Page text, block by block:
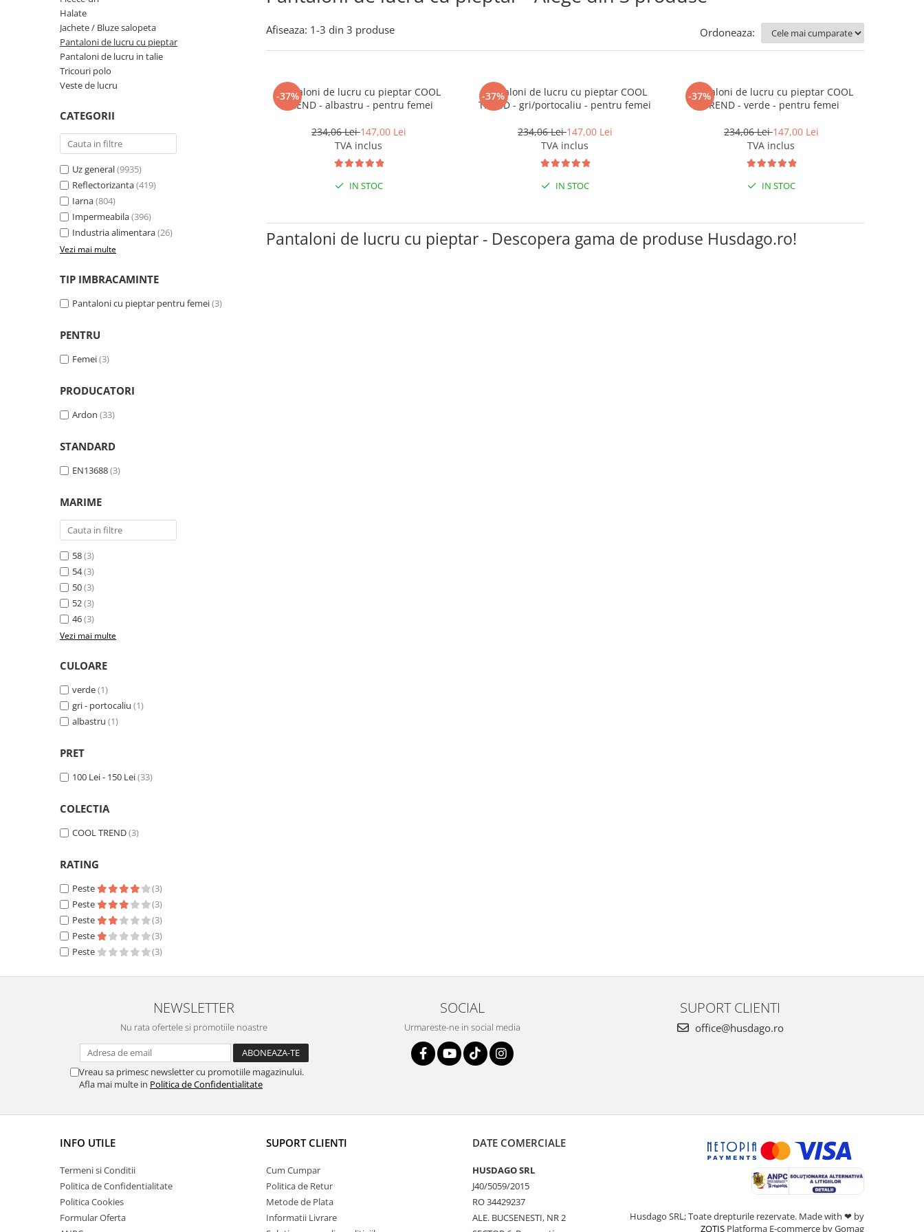
Jachete / Bluze salopeta
Pantaloni de lucru cu pieptar
Pantaloni de lucru in talie
Pelerine de ploaie
Tricouri polo
Veste de lucru
Bluze / Hanorace / Camasi
Esarfe / Fesuri / Cagule / Sepci de
Indispensabili
Jachete / Bluze salopeta
Pantaloni de lucru cu pieptar
Tricouri clasice
Combinezoane de lucru
Costume de ploaie impermeabile
Jachete / Bluze salopeta
Pelerine de ploaie
Veste de lucru
Pantaloni de lucru
Sorturi impermeabile
Pantaloni de lucru in talie
Pentru sudura
Jachete pentru sudura
Pantaloni de protectie
Veste de lucru
Pentru femei
Jachete / Bluze salopeta
Pantaloni de lucru cu pieptar
Tricouri polo
Veste de lucru
Slapi/Papuci/Sandale de vara
Incaltaminte impermeabila
Manusi de unica folosinta
Manusi textile
Dispozitive de salvare de la
Trapezi cu troliu
Casti profesionale
Halate
Jachete / Bluze salopeta
Pantaloni de lucru cu pieptar
Pantaloni de lucru in talie
Tricouri polo
Veste de lucru
CATEGORII
Uz general(9935)
Reflectorizanta(419)
Iarna(804)
Impermeabila(396)
Industria alimentara(26)
Vezi mai multe
TIP IMBRACAMINTE
Pantaloni cu pieptar pentru femei(3)
PENTRU
Femei(3)
PRODUCATORI
Ardon (33)
STANDARD
EN13688(3)
MARIME
58(3)
54(3)
50(3)
52(3)
46(3)
Vezi mai multe
CULOARE
verde(1)
gri - portocaliu (1)
albastru (1)
PRET
100 Lei - 150 Lei(33)
COLECTIA
COOL TREND(3)
RATING
Peste
(3)
Peste
(3)
Peste
(3)
Peste
(3)
Peste
(3)
Afiseaza: 1-3 din 3 produse Ordoneaza:
-37%
Pantaloni de lucru cu pieptar COOL
TREND - albastru - pentru femei
234,06 Lei147,00 Lei
TVA inclus
IN STOC
-37%
Pantaloni de lucru cu pieptar COOL
TREND - gri/portocaliu - pentru femei
234,06 Lei147,00 Lei
TVA inclus
IN STOC
-37%
Pantaloni de lucru cu pieptar COOL
TREND - verde - pentru femei
234,06 Lei147,00 Lei
TVA inclus
IN STOC
Pantaloni de lucru cu pieptar - Descopera gama de produse Husdago.ro!
NEWSLETTER
Nu rata ofertele si promotiile noastre
Vreau sa primesc newsletter cu promotiile magazinului.
Afla mai multe in Politica de Confidentialitate
SOCIAL
Urmareste-ne in social media
SUPORT CLIENTI
office@husdago.ro
INFO UTILE
Termeni si Conditii
Politica de Confidentialitate
Politica Cookies
Formular Oferta
SUPORT CLIENTI
Cum Cumpar
Politica de Retur
Metode de Plata
Informatii Livrare
DATE COMERCIALE
HUSDAGO SRL
J40/5059/2015
RO 34429237
ALE. BUCSENESTI, NR 2
Husdago SRL; Toate drepturile rezervate. Made with ❤ by
ZOTIS Platforma E-commerce by Gomag